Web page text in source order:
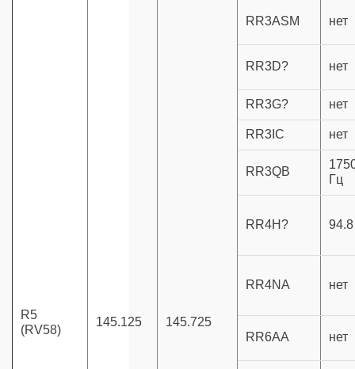
R5
(RV58)
145.125 145.725
RR3ASM нет
RR3D? нет
RR3G? нет
RR3IC нет
RR3QB
Гц
RR4H?
RR4NA нет
RR6AA нет